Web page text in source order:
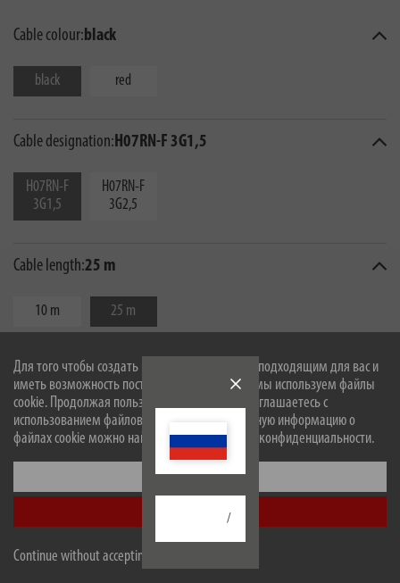
Для того чтобы создать наш сайт оптимально подходящим для вас и
иметь возможность постоянно его улучшать, мы используем файлы
cookie. Продолжая пользоваться сайтом, вы соглашаетесь с
использованием файлов cookie. Более подробную информацию о
файлах cookie можно найти в нашей политике конфиденциальности.
Настроить
Принять все
Continue without accepting
/
Cable colour:black
black red
Cable designation:H07RN-F 3G1,5
H07RN-F
3G1,5
H07RN-F
3G2,5
Cable length:25 m
10 m 25 m
Технические данные